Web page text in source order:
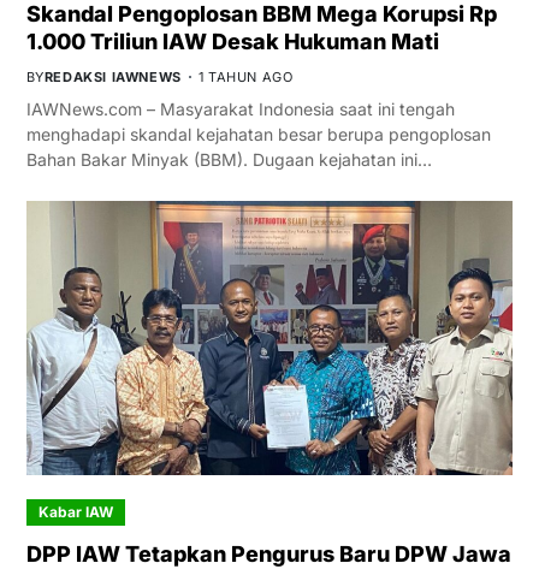
Skandal Pengoplosan BBM Mega Korupsi Rp
1.000 Triliun IAW Desak Hukuman Mati
BYREDAKSI IAWNEWS 1 TAHUN AGO
IAWNews.com – Masyarakat Indonesia saat ini tengah
menghadapi skandal kejahatan besar berupa pengoplosan
Bahan Bakar Minyak (BBM). Dugaan kejahatan ini…
Kabar IAW
DPP IAW Tetapkan Pengurus Baru DPW Jawa